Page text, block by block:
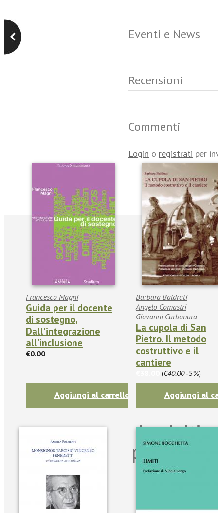
Eventi e News
Recensioni
Commenti
Login o registrati per
Francesco Magni
Guida per il docente
di sostegno,
Dall'integrazione
all'inclusione
€0.00
Aggiungi al carrello
Barbara Baldrati
Angelo Comastri
Giovanni Carbonara
La cupola di San
Pietro. Il metodo
costruttivo e il
cantiere
(€40.00-5%)
Aggiungi al
Iscriviti
per
sulle